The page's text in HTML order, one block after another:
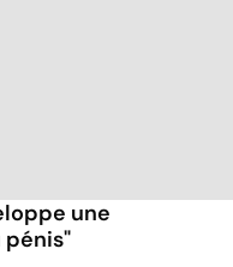
une